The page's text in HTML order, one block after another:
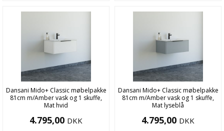
Dansani Mido+ Classic møbelpakke
81cm m/Amber vask og 1 skuffe,
Mat hvid
4.795,00 DKK
Dansani Mido+ Classic møbelpakke
81cm m/Amber vask og 1 skuffe,
Mat lyseblå
4.795,00 DKK